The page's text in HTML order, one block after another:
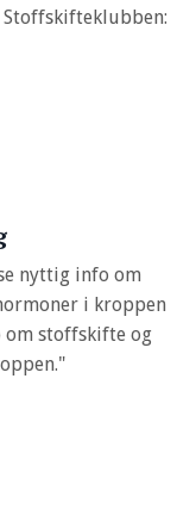
nyttig info om
i kroppen
om stoffskifte og